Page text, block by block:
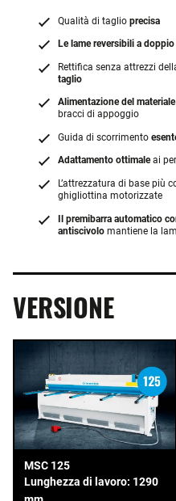
Qualità di taglio precisa
Le lame reversibili a
Rettifica senza attrezzi
taglio
Alimentazione del
bracci di appoggio
Guida di scorrimento
Adattamento ottimaleai
L’attrezzatura di base più
ghigliottina motorizzate
Il premibarra automatico
antiscivolo mantiene la
VERSIONE
MSC 125
Lunghezza di lavoro: 1290